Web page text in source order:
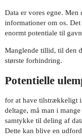
Data er vores egne.
informationer om os.
enormt potentiale til
Manglende tillid, til den
største forhindring.
Potentielle
for at have tilstrækkeligt
deltage, må man i
samtykke til deling af
Dette kan blive en